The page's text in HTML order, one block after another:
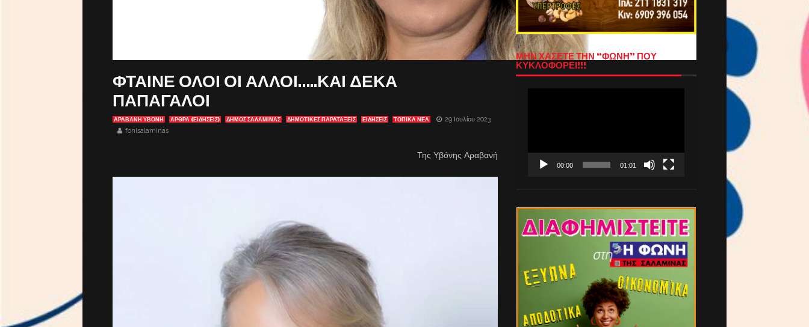
ΦΤΑΙΝΕ ΟΛΟΙ ΟΙ ΑΛΛΟΙ…..ΚΑΙ ΔΕΚΑ
ΠΑΠΑΓΑΛΟΙ
ΑΡΑΒΑΝΗ ΥΒΟΝΗ ΑΡΘΡΑ (ΕΙΔΗΣΕΙΣ) ΔΗΜΟΣ ΣΑΛΑΜΙΝΑΣ ΔΗΜΟΤΙΚΕΣ ΠΑΡΑΤΑΞΕΙΣ ΕΙΔΗΣΕΙΣ ΤΟΠΙΚΑ ΝΕΑ
29 Ιουλίου 2023
fonisalaminas
Της Υβόνης Αραβανή
ΜΗΝ ΧΑΣΕΤΕ ΤΗΝ “ΦΩΝΗ” ΠΟΥ
ΚΥΚΛΟΦΟΡΕΙ!!!
00:00 01:01